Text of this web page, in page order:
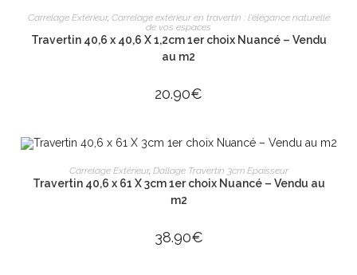
AJOUTER AU PANIER
Carrelage Extérieur, Carrelage extérieur en travertin : l'élégance naturelle
de vos espaces
Travertin 40,6 x 40,6 X 1,2cm 1er choix Nuancé – Vendu
au m2
20.90€
AJOUTER AU PANIER
Carrelage Extérieur, Dallage Travertin 3cm Epaisseur
Travertin 40,6 x 61 X 3cm 1er choix Nuancé – Vendu au
m2
38.90€